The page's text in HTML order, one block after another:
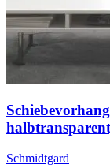
Schmidtgard